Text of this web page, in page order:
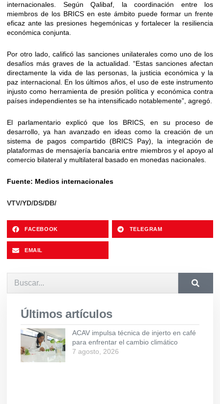
internacionales. Según Qalibaf, la coordinación entre los
miembros de los BRICS en este ámbito puede formar un frente
eficaz ante las presiones hegemónicas y fortalecer la resiliencia
económica conjunta.
Por otro lado, calificó las sanciones unilaterales como uno de los
desafíos más graves de la actualidad. “Estas sanciones afectan
directamente la vida de las personas, la justicia económica y la
paz internacional. En los últimos años, el uso de este instrumento
injusto como herramienta de presión política y económica contra
países independientes se ha intensificado notablemente”, agregó.
El parlamentario explicó que los BRICS, en su proceso de
desarrollo, ya han avanzado en ideas como la creación de un
sistema de pagos compartido (BRICS Pay), la integración de
plataformas de mensajería bancaria entre miembros y el apoyo al
comercio bilateral y multilateral basado en monedas nacionales.
Fuente: Medios internacionales
VTV/YD/DS/DB/
FACEBOOK TELEGRAM
EMAIL
Últimos artículos
ACAV impulsa técnica de injerto en café
para enfrentar el cambio climático
7 agosto, 2026